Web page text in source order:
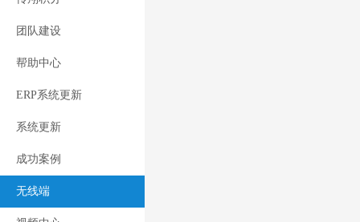
团队建设
帮助中心
ERP系统更新
系统更新
成功案例
无线端